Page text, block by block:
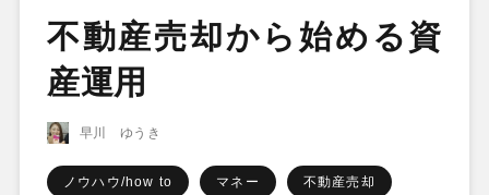
不動産売却から始める資
産運用
早川 ゆうき
ノウハウ/how to マネー 不動産売却